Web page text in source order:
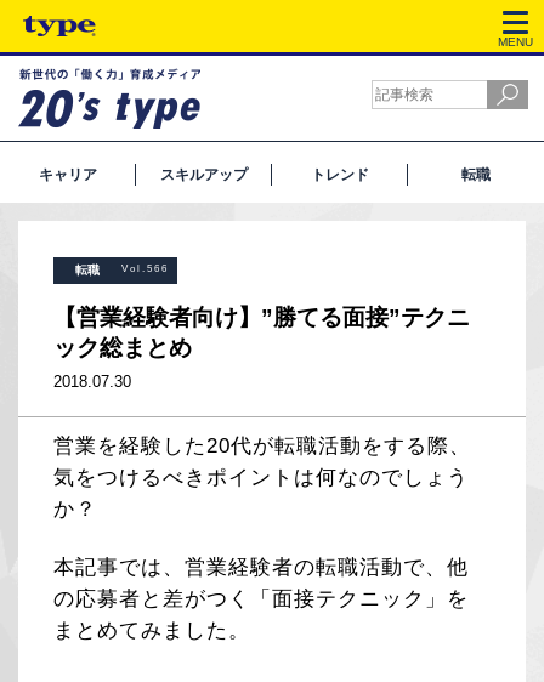
MENU
キャリア スキルアップ トレンド 転職
転職 Vol.566
【営業経験者向け】”勝てる面接”テクニ
ック総まとめ
2018.07.30
営業を経験した20代が転職活動をする際、
気をつけるべきポイントは何なのでしょう
か？
本記事では、営業経験者の転職活動で、他
の応募者と差がつく「面接テクニック」を
まとめてみました。